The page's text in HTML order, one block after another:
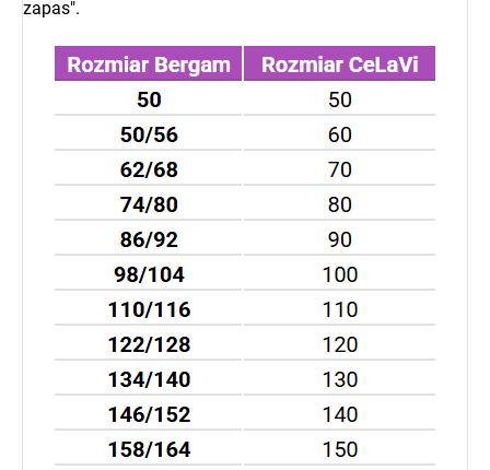
zapas".